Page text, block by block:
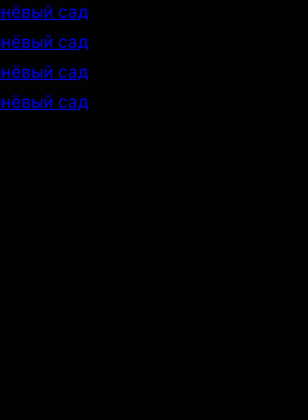
сад
сад
сад
сад